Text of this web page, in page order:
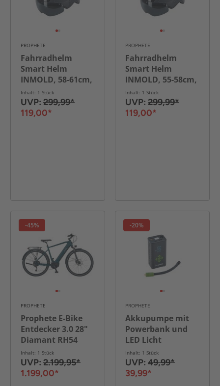
PROPHETE
Fahrradhelm
Smart Helm
INMOLD, 58-61cm,
schwarz
Inhalt: 1 Stück
UVP: 299,99*
119,00*
PROPHETE
Fahrradhelm
Smart Helm
INMOLD, 55-58cm,
schwarz
Inhalt: 1 Stück
UVP: 299,99*
119,00*
-45%
PROPHETE
Prophete E-Bike
Entdecker 3.0 28"
Diamant RH54
Inhalt: 1 Stück
UVP: 2.199,95*
1.199,00*
-20%
PROPHETE
Akkupumpe mit
Powerbank und
LED Licht
Inhalt: 1 Stück
UVP: 49,99*
39,99*